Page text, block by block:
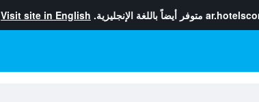
متوفر أيضاً باللغة الإنجليزية. Visit site in English